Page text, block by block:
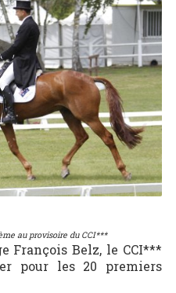
au provisoire du CCI***
François Belz, le CCI***
pour les 20 premiers